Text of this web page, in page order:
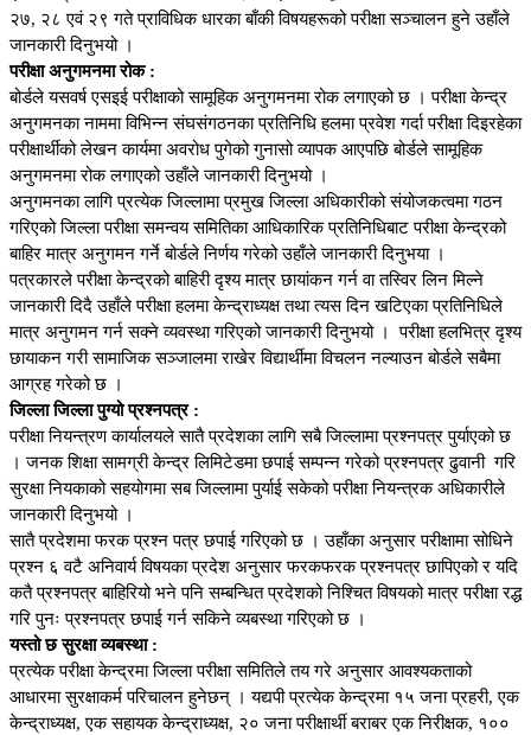
२७, २८ एवं २९ गते प्राविधिक धारका बाँकी विषयहरूको परीक्षा सञ्चालन हुने उहाँले
जानकारी दिनुभयो ।
परीक्षा अनुगमनमा रोक :
बोर्डले यसवर्ष एसइई परीक्षाको सामूहिक अनुगमनमा रोक लगाएको छ । परीक्षा केन्द्र
अनुगमनका नाममा विभिन्न संघसंगठनका प्रतिनिधि हलमा प्रवेश गर्दा परीक्षा दिइरहेका
परीक्षार्थीको लेखन कार्यमा अवरोध पुगेको गुनासो व्यापक आएपछि बोर्डले सामूहिक
अनुगमनमा रोक लगाएको उहाँले जानकारी दिनुभयो ।
अनुगमनका लागि प्रत्येक जिल्लामा प्रमुख जिल्ला अधिकारीको संयोजकत्वमा गठन
गरिएको जिल्ला परीक्षा समन्वय समितिका आधिकारिक प्रतिनिधिबाट परीक्षा केन्द्रको
बाहिर मात्र अनुगमन गर्ने बोर्डले निर्णय गरेको उहाँले जानकारी दिनुभया ।
पत्रकारले परीक्षा केन्द्रको बाहिरी दृश्य मात्र छायांकन गर्न वा तस्विर लिन मिल्ने
जानकारी दिदै उहाँले परीक्षा हलमा केन्द्राध्यक्ष तथा त्यस दिन खटिएका प्रतिनिधिले
मात्र अनुगमन गर्न सक्ने व्यवस्था गरिएको जानकारी दिनुभयो । परीक्षा हलभित्र दृश्य
छायाकन गरी सामाजिक सञ्जालमा राखेर विद्यार्थीमा विचलन नल्याउन बोर्डले सबैमा
आग्रह गरेको छ ।
जिल्ला जिल्ला पुग्यो प्रश्नपत्र :
परीक्षा नियन्त्रण कार्यालयले सातै प्रदेशका लागि सबै जिल्लामा प्रश्नपत्र पुर्याएको छ
। जनक शिक्षा सामग्री केन्द्र लिमिटेडमा छपाई सम्पन्न गरेको प्रश्नपत्र ढुवानी गरि
सुरक्षा नियकाको सहयोगमा सब जिल्लामा पुर्याई सकेको परीक्षा नियन्त्रक अधिकारीले
जानकारी दिनुभयो ।
सातै प्रदेशमा फरक प्रश्न पत्र छपाई गरिएको छ । उहाँका अनुसार परीक्षामा सोधिने
प्रश्न ६ वटै अनिवार्य विषयका प्रदेश अनुसार फरकफरक प्रश्नपत्र छापिएको र यदि
कतै प्रश्नपत्र बाहिरियो भने पनि सम्बन्धित प्रदेशको निश्चित विषयको मात्र परीक्षा रद्ध
गरि पुनः प्रश्नपत्र छपाई गर्न सकिने व्यबस्था गरिएको छ ।
यस्तो छ सुरक्षा व्यबस्था :
प्रत्येक परीक्षा केन्द्रमा जिल्ला परीक्षा समितिले तय गरे अनुसार आवश्यकताको
आधारमा सुरक्षाकर्म परिचालन हुनेछन् । यद्यपी प्रत्येक केन्द्रमा १५ जना प्रहरी, एक
केन्द्राध्यक्ष, एक सहायक केन्द्राध्यक्ष, २० जना परीक्षार्थी बराबर एक निरीक्षक, १००